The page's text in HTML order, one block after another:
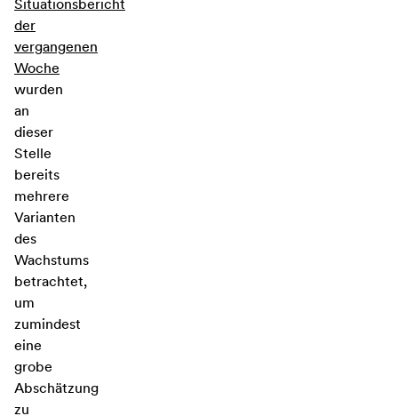
Situationsbericht
der
vergangenen
Woche
wurden
an
dieser
Stelle
bereits
mehrere
Varianten
des
Wachstums
betrachtet,
um
zumindest
eine
grobe
Abschätzung
zu